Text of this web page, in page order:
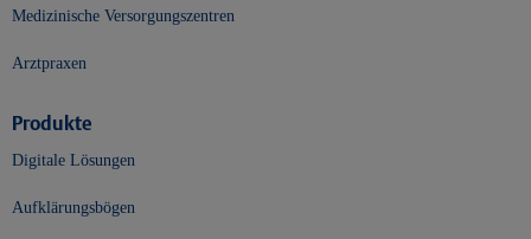
Medizinische Versorgungszentren
Arztpraxen
Produkte
Digitale Lösungen
Aufklärungsbögen